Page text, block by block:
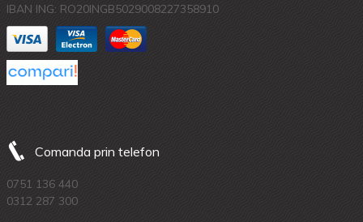
IBAN ING: RO20INGB5029008227358910
Comanda prin telefon
0751 136 440
0312 287 300